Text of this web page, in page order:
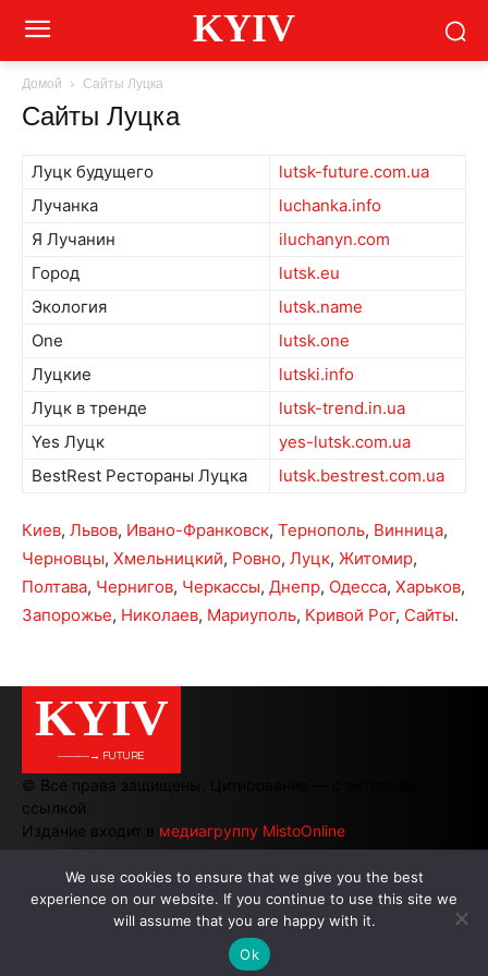
KYIV
Домой Сайты Луцка
Сайты Луцка
Луцк будущего
lutsk-future.com.ua
Лучанка
luchanka.info
Я Лучанин
iluchanyn.com
Город
lutsk.eu
Экология
lutsk.name
One
lutsk.one
Луцкие
lutski.info
Луцк в тренде
lutsk-trend.in.ua
Yes Луцк
yes-lutsk.com.ua
BestRest Рестораны Луцка
lutsk.bestrest.com.ua
Киев, Львов, Ивано-Франковск, Тернополь, Винница,
Черновцы, Хмельницкий, Ровно, Луцк, Житомир,
Полтава, Чернигов, Черкассы, Днепр, Одесса, Харьков,
Запорожье, Николаев, Мариуполь, Кривой Рог, Сайты.
KYIV
———→ FUTURE
© Все права защищены. Цитирование — с активной
ссылкой.
Издание входит в медиагруппу MistoOnline
АВТОРЫ | РЕКЛАМА НА САЙТЕ
We use cookies to ensure that we give you the best
experience on our website. If you continue to use this site we
will assume that you are happy with it.
Ok